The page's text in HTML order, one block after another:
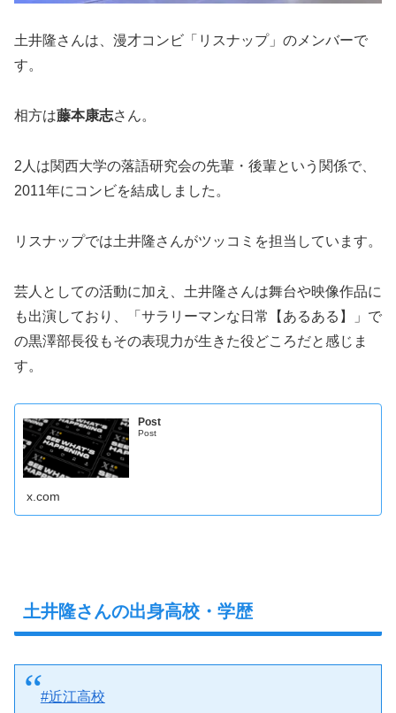
土井隆さんは、漫才コンビ「リスナップ」のメンバーで
す。
相方は藤本康志さん。
2人は関西大学の落語研究会の先輩・後輩という関係で、
2011年にコンビを結成しました。
リスナップでは土井隆さんがツッコミを担当しています。
芸人としての活動に加え、土井隆さんは舞台や映像作品に
も出演しており、「サラリーマンな日常【あるある】」で
の黒澤部長役もその表現力が生きた役どころだと感じま
す。
Post
Post
x.com
土井隆さんの出身高校・学歴
#近江高校